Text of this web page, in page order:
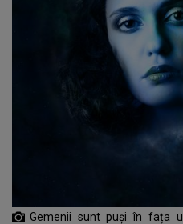
Gemenii sunt puși în fața